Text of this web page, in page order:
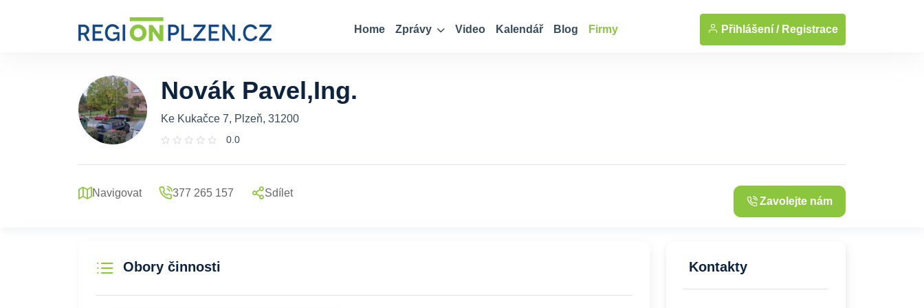
Home Zprávy Video Kalendář Blog Firmy Přihlášení / Registrace
... Zobrazit fotografie
Novák Pavel,Ing.
Ke Kukačce 7, Plzeň, 31200
0.0
Navigovat 377 265 157 Sdílet
Zavolejte nám
Obory činnosti Kontakty